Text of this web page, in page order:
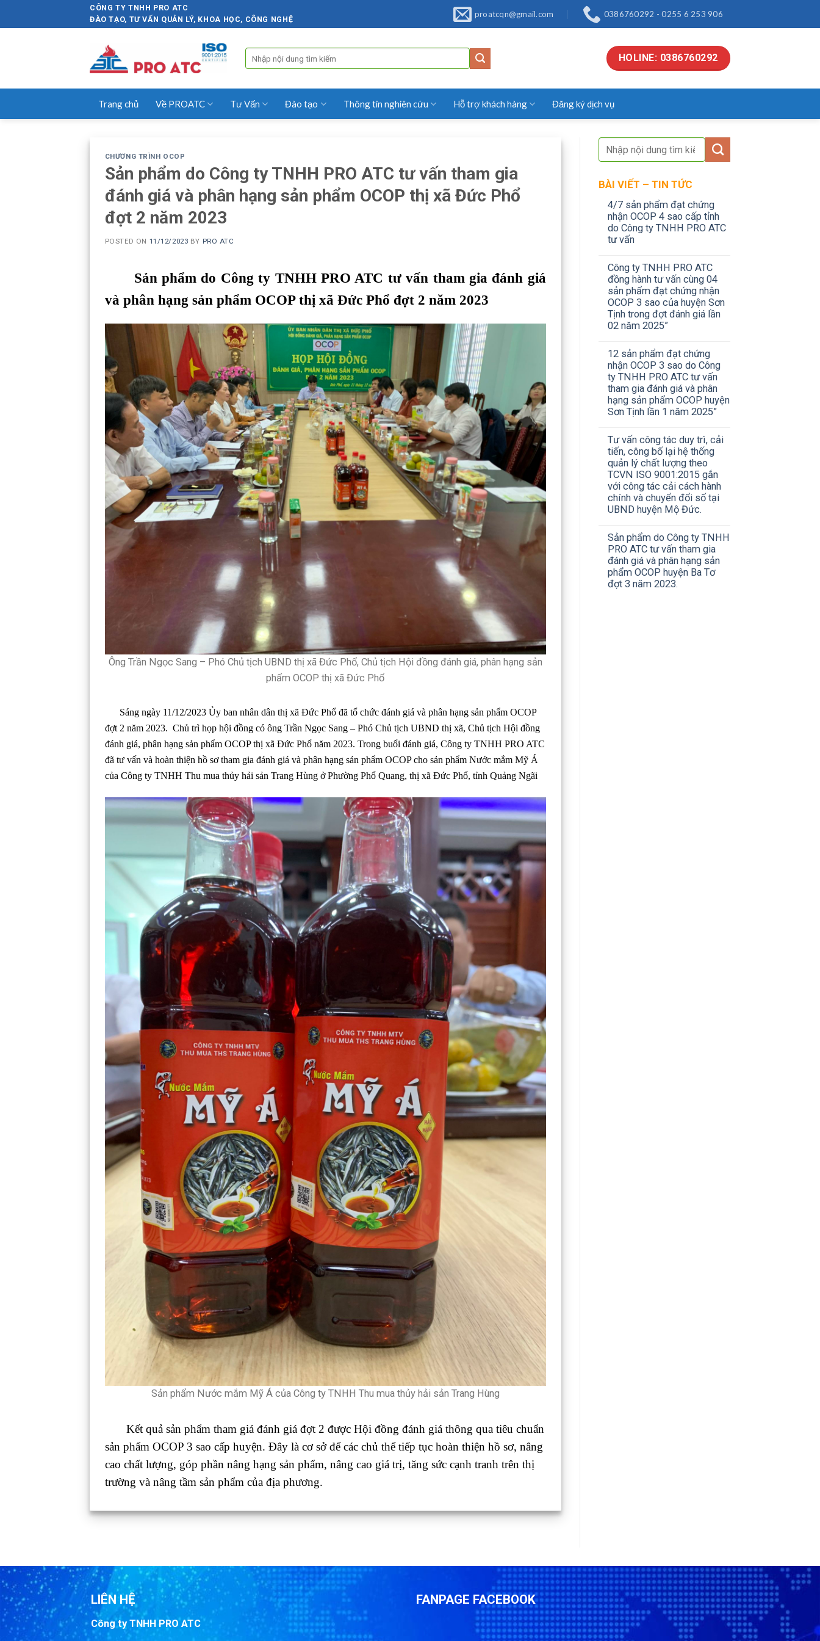
CÔNG TY TNHH PRO ATC
ĐÀO TẠO, TƯ VẤN QUẢN LÝ, KHOA HỌC, CÔNG NGHỆ
proatcqn@gmail.com 0386760292 - 0255 6 253 906
Tìm
kiếm:
HOLINE: 0386760292
Trang chủ Về PROATC Tư Vấn Đào tạo Thông tin nghiên cứu Hỗ trợ khách hàng Đăng ký dịch vụ
CHƯƠNG TRÌNH OCOP
Sản phẩm do Công ty TNHH PRO ATC tư vấn tham gia
đánh giá và phân hạng sản phẩm OCOP thị xã Đức Phổ
đợt 2 năm 2023
POSTED ON 11/12/2023 BY PRO ATC
Sản phẩm do Công ty TNHH PRO ATC tư vấn tham gia đánh giá
và phân hạng sản phẩm OCOP thị xã Đức Phổ đợt 2 năm 2023
Ông Trần Ngọc Sang – Phó Chủ tịch UBND thị xã Đức Phổ, Chủ tịch Hội đồng đánh giá, phân hạng sản
phẩm OCOP thị xã Đức Phổ
Sáng ngày 11/12/2023 Ủy ban nhân dân thị xã Đức Phổ đã tổ chức đánh giá và phân hạng sản phẩm OCOP
đợt 2 năm 2023. Chủ trì họp hội đồng có ông Trần Ngọc Sang – Phó Chủ tịch UBND thị xã, Chủ tịch Hội đồng
đánh giá, phân hạng sản phẩm OCOP thị xã Đức Phổ năm 2023. Trong buổi đánh giá, Công ty TNHH PRO ATC
đã tư vấn và hoàn thiện hồ sơ tham gia đánh giá và phân hạng sản phẩm OCOP cho sản phẩm Nước mắm Mỹ Á
của Công ty TNHH Thu mua thủy hải sản Trang Hùng ở Phường Phổ Quang, thị xã Đức Phổ, tỉnh Quảng Ngãi
Sản phẩm Nước mắm Mỹ Á của Công ty TNHH Thu mua thủy hải sản Trang Hùng
Kết quả sản phẩm tham giá đánh giá đợt 2 được Hội đồng đánh giá thông qua tiêu chuẩn
sản phẩm OCOP 3 sao cấp huyện. Đây là cơ sở để các chủ thể tiếp tục hoàn thiện hồ sơ, nâng
cao chất lượng, góp phần nâng hạng sản phẩm, nâng cao giá trị, tăng sức cạnh tranh trên thị
trường và nâng tầm sản phẩm của địa phương.
BÀI VIẾT – TIN TỨC
4/7 sản phẩm đạt chứng
nhận OCOP 4 sao cấp tỉnh
do Công ty TNHH PRO ATC
tư vấn
Công ty TNHH PRO ATC
đồng hành tư vấn cùng 04
sản phẩm đạt chứng nhận
OCOP 3 sao của huyện Sơn
Tịnh trong đợt đánh giá lần
02 năm 2025”
12 sản phẩm đạt chứng
nhận OCOP 3 sao do Công
ty TNHH PRO ATC tư vấn
tham gia đánh giá và phân
hạng sản phẩm OCOP huyện
Sơn Tịnh lần 1 năm 2025”
Tư vấn công tác duy trì, cải
tiến, công bố lại hệ thống
quản lý chất lượng theo
TCVN ISO 9001:2015 gắn
với công tác cải cách hành
chính và chuyển đổi số tại
UBND huyện Mộ Đức.
Sản phẩm do Công ty TNHH
PRO ATC tư vấn tham gia
đánh giá và phân hạng sản
phẩm OCOP huyện Ba Tơ
đợt 3 năm 2023.
LIÊN HỆ
Công ty TNHH PRO ATC
FANPAGE FACEBOOK